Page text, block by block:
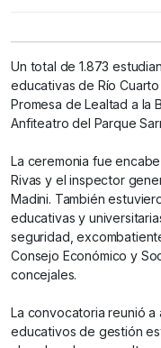
Un total de 1.873
educativas de Río
Promesa de Lealtad a la
Anfiteatro del Parque
La ceremonia fue
Rivas y el inspector
Madini. También
educativas y
seguridad,
Consejo Económico y
concejales.
La convocatoria reunió a
educativos de gestión